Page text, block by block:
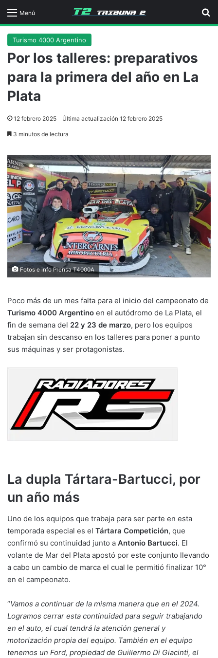
Menú
Turismo 4000 Argentino
Por los talleres: preparativos
para la primera del año en La
Plata
12 febrero 2025 Última actualización 12 febrero 2025
3 minutos de lectura
Fotos e info Prensa T4000A
Poco más de un mes falta para el inicio del campeonato de
Turismo 4000 Argentino en el autódromo de La Plata, el
fin de semana del 22 y 23 de marzo, pero los equipos
trabajan sin descanso en los talleres para poner a punto
sus máquinas y ser protagonistas.
La dupla Tártara-Bartucci, por
un año más
Uno de los equipos que trabaja para ser parte en esta
temporada especial es el Tártara Competición, que
confirmó su continuidad junto a Antonio Bartucci. El
volante de Mar del Plata apostó por este conjunto llevando
a cabo un cambio de marca el cual le permitió finalizar 10°
en el campeonato.
“Vamos a continuar de la misma manera que en el 2024.
Logramos cerrar esta continuidad para seguir trabajando
en el auto, el cual tendrá la atención general y
motorización propia del equipo. También en el equipo
tenemos un Ford, propiedad de Guillermo Di Giacinti, el